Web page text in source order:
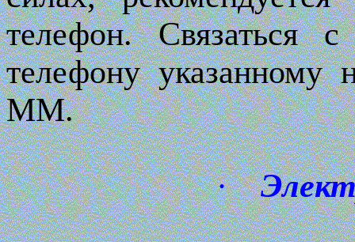
телефон. Связаться
телефону указанному
ММ.
·